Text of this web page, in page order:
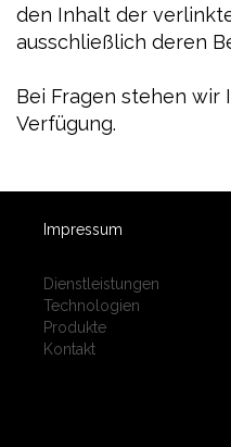
den Inhalt der
ausschließlich deren
Bei Fragen stehen wir
Verfügung.
Impressum
Dienstleistungen
Technologien
Produkte
Kontakt